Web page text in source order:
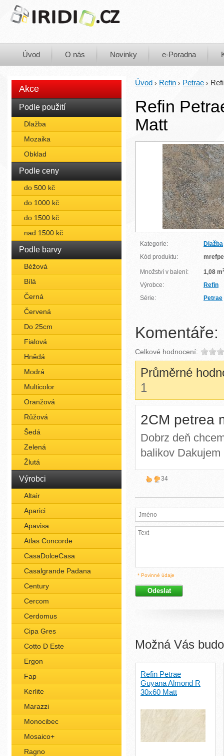
Úvod O nás Novinky e-Poradna
Akce
Podle použití
Dlažba
Mozaika
Obklad
Podle ceny
do 500 kč
do 1000 kč
do 1500 kč
nad 1500 kč
Podle barvy
Béžová
Bílá
Černá
Červená
Do 25cm
Fialová
Hnědá
Modrá
Multicolor
Oranžová
Růžová
Šedá
Zelená
Žlutá
Výrobci
Altair
Aparici
Apavisa
Atlas Concorde
CasaDolceCasa
Casalgrande Padana
Century
Cercom
Cerdomus
Cipa Gres
Cotto D Este
Ergon
Fap
Kerlite
Marazzi
Monocibec
Mosaico+
Ragno
Úvod › Refin › Petrae ›
Refin
Matt
Kategorie:
Dlažba
Kód produktu:
Množství v balení: 1,08 m
Výrobce:
Refin
Série:
Petrae
Komentáře:
Celkové hodnocení:
Průměrné
1
2CM petrea
Dobrz deň
balikov
34
* Povinné údaje
Možná Vás
Refin Petrae
Guyana Almond R
30x60 Matt